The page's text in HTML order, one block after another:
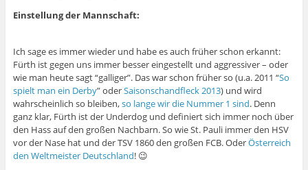
Einstellung der Mannschaft:
Ich sage es immer wieder und habe es auch früher schon erkannt:
Fürth ist gegen uns immer besser eingestellt und aggressiver – oder
wie man heute sagt “galliger”. Das war schon früher so (u.a. 2011 “So
spielt man ein Derby” oderSaisonschandfleck 2013) und wird
wahrscheinlich so bleiben,so lange wir die Nummer 1 sind. Denn
ganz klar, Fürth ist der Underdog und definiert sich immer noch über
den Hass auf den großen Nachbarn. So wie St. Pauli immer den HSV
vor der Nase hat und der TSV 1860 den großen FCB. OderÖsterreich
den Weltmeister Deutschland! 😉